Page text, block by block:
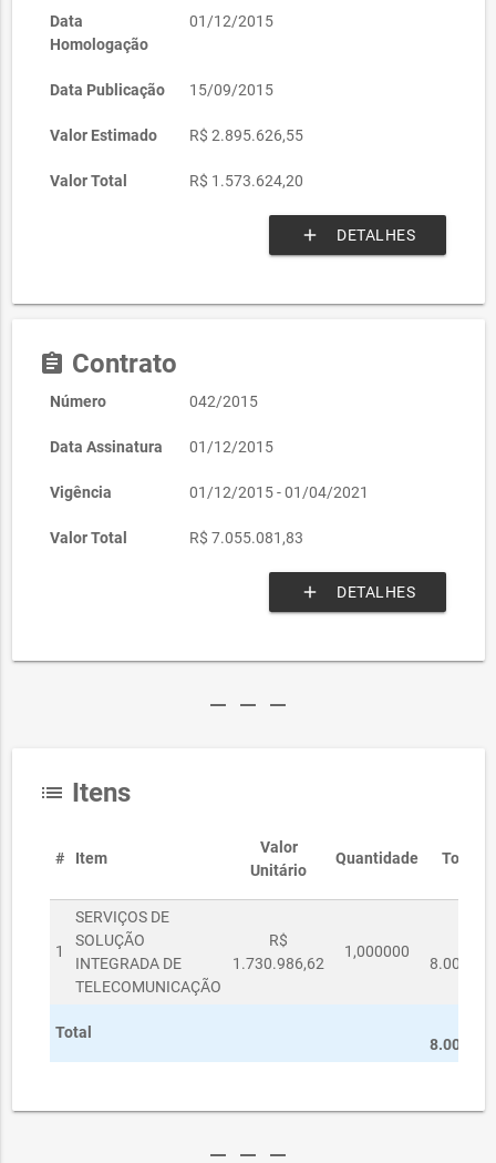
Data
Homologação
01/12/2015
Data Publicação 15/09/2015
Valor Estimado R$ 2.895.626,55
Valor Total R$ 1.573.624,20
add DETALHES
assignment Contrato
Número 042/2015
Data Assinatura 01/12/2015
Vigência 01/12/2015 - 01/04/2021
Valor Total R$ 7.055.081,83
add DETALHES
remove remove remove
list Itens
# Item
Valor
Unitário
Quantidade Total
1
SERVIÇOS DE
SOLUÇÃO
INTEGRADA DE
TELECOMUNICAÇÃO
R$
1.730.986,62
1,000000
8.000,00
Total
8.000,00
remove remove remove